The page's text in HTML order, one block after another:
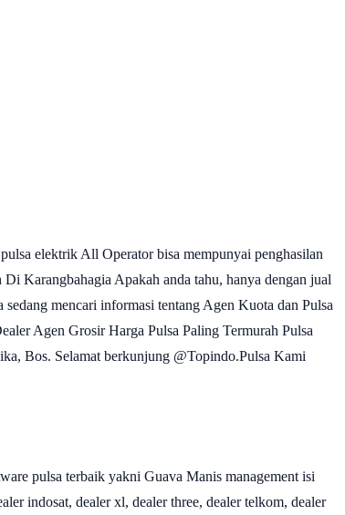
elektrik All Operator bisa mempunyai penghasilan
Karangbahagia Apakah anda tahu, hanya dengan jual
mencari informasi tentang Agen Kuota dan Pulsa
Agen Grosir Harga Pulsa Paling Termurah Pulsa
Bos. Selamat berkunjung @Topindo.Pulsa Kami
pulsa terbaik yakni Guava Manis management isi
indosat, dealer xl, dealer three, dealer telkom, dealer